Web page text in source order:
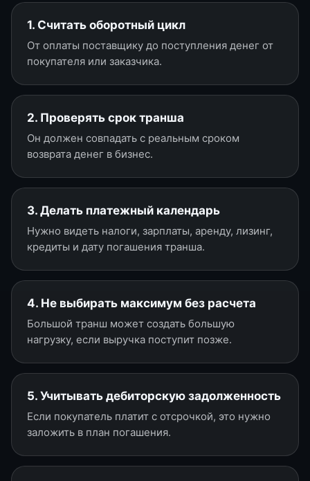
1. Считать оборотный цикл
От оплаты поставщику до поступления денег от
покупателя или заказчика.
2. Проверять срок транша
Он должен совпадать с реальным сроком
возврата денег в бизнес.
3. Делать платежный календарь
Нужно видеть налоги, зарплаты, аренду, лизинг,
кредиты и дату погашения транша.
4. Не выбирать максимум без расчета
Большой транш может создать большую
нагрузку, если выручка поступит позже.
5. Учитывать дебиторскую задолженность
Если покупатель платит с отсрочкой, это нужно
заложить в план погашения.